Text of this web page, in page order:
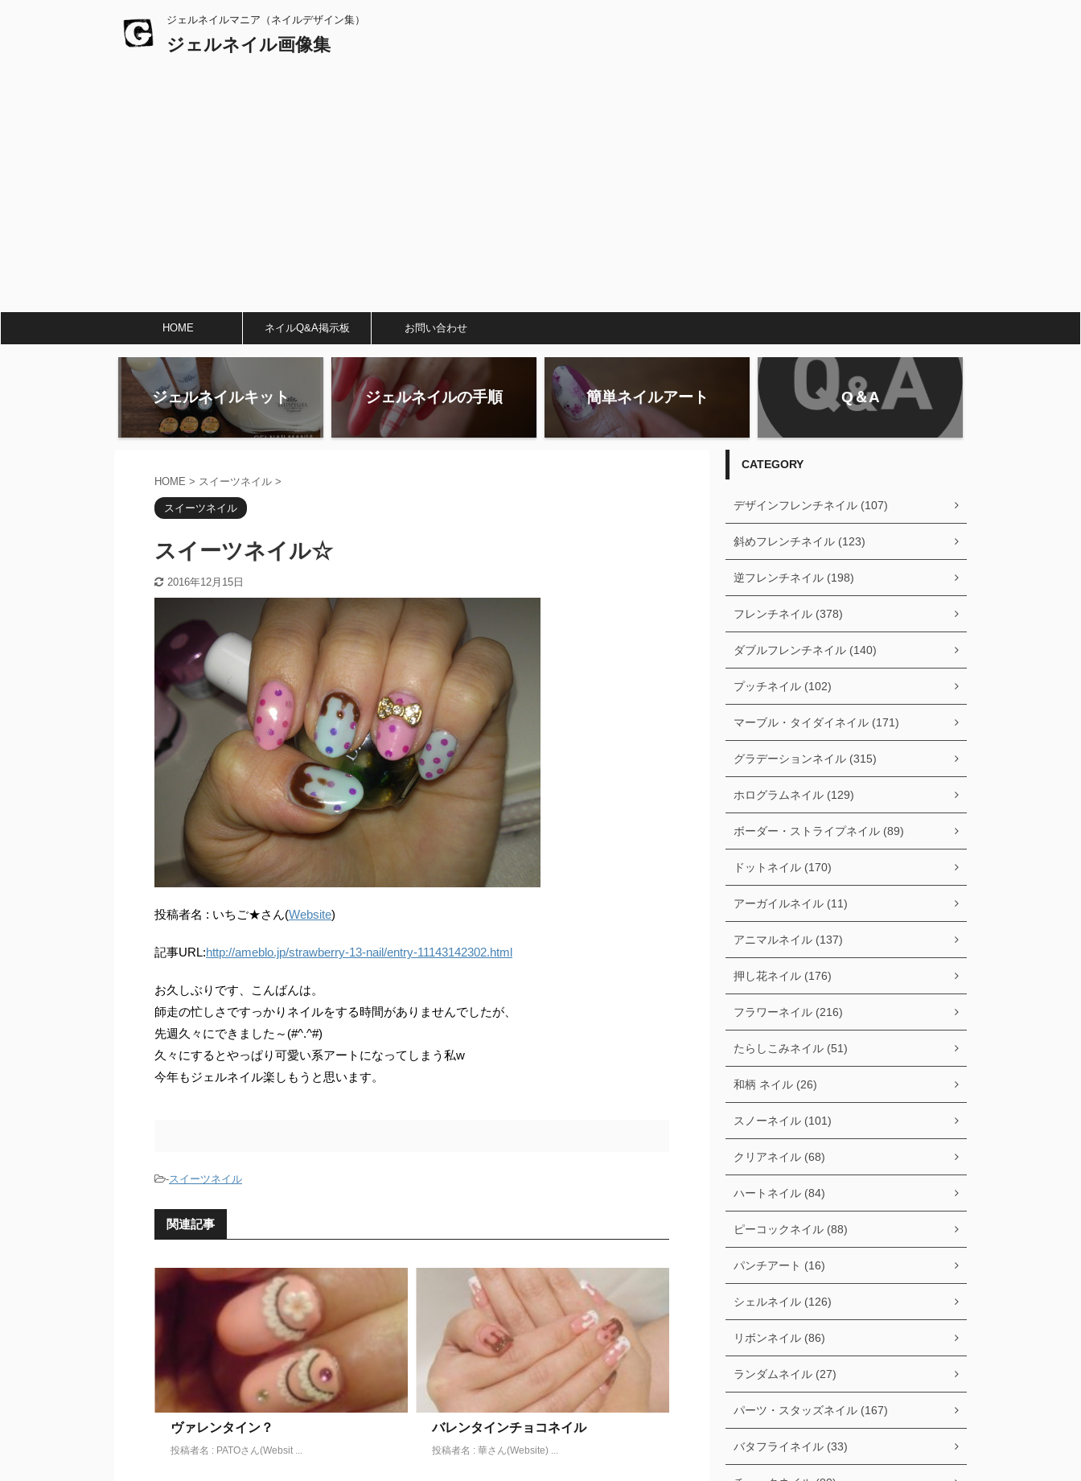
ジェルネイルマニア（ネイルデザイン集）
ジェルネイル画像集
HOME ネイルQ&A掲示板 お問い合わせ
ジェルネイルキット ジェルネイルの手順 簡単ネイルアート Q＆A
HOME > スイーツネイル >
スイーツネイル
スイーツネイル☆
2016年12月15日
投稿者名 : いちご★さん(Website)
記事URL:http://ameblo.jp/strawberry-13-nail/entry-11143142302.html
お久しぶりです、こんばんは。
師走の忙しさですっかりネイルをする時間がありませんでしたが、
先週久々にできました～(#^.^#)
久々にするとやっぱり可愛い系アートになってしまう私w
今年もジェルネイル楽しもうと思います。
-スイーツネイル
関連記事
ヴァレンタイン？
投稿者名 : PATOさん(Websit ...
バレンタインチョコネイル
投稿者名 : 華さん(Website) ...
CATEGORY
デザインフレンチネイル (107)
斜めフレンチネイル (123)
逆フレンチネイル (198)
フレンチネイル (378)
ダブルフレンチネイル (140)
プッチネイル (102)
マーブル・タイダイネイル (171)
グラデーションネイル (315)
ホログラムネイル (129)
ボーダー・ストライプネイル (89)
ドットネイル (170)
アーガイルネイル (11)
アニマルネイル (137)
押し花ネイル (176)
フラワーネイル (216)
たらしこみネイル (51)
和柄 ネイル (26)
スノーネイル (101)
クリアネイル (68)
ハートネイル (84)
ピーコックネイル (88)
パンチアート (16)
シェルネイル (126)
リボンネイル (86)
ランダムネイル (27)
パーツ・スタッズネイル (167)
バタフライネイル (33)